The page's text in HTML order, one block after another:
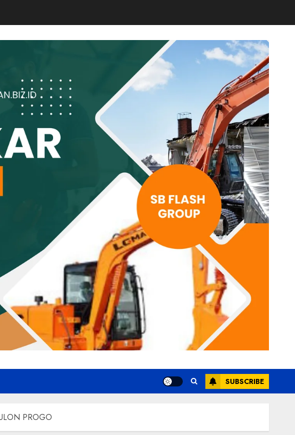
SUBSCRIBE
PROGO